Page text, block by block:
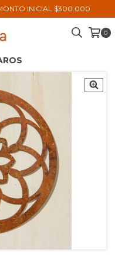
INICIAL $300.000
0